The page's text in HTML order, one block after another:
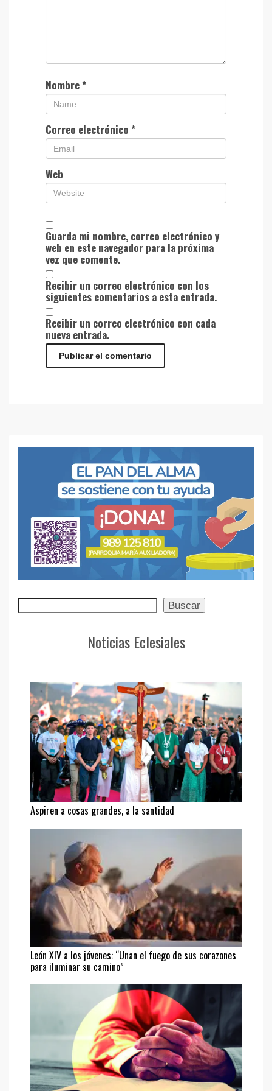
Nombre*
Correo electrónico *
Web
Guarda mi nombre, correo electrónico y
web en este navegador para la próxima
vez que comente.
Recibir un correo electrónico con los
siguientes comentarios a esta entrada.
Recibir un correo electrónico con cada
nueva entrada.
Buscar Buscar
Noticias Eclesiales
Aspiren a cosas grandes, a la santidad
León XIV a los jóvenes: “Unan el fuego de sus corazones
para iluminar su camino”